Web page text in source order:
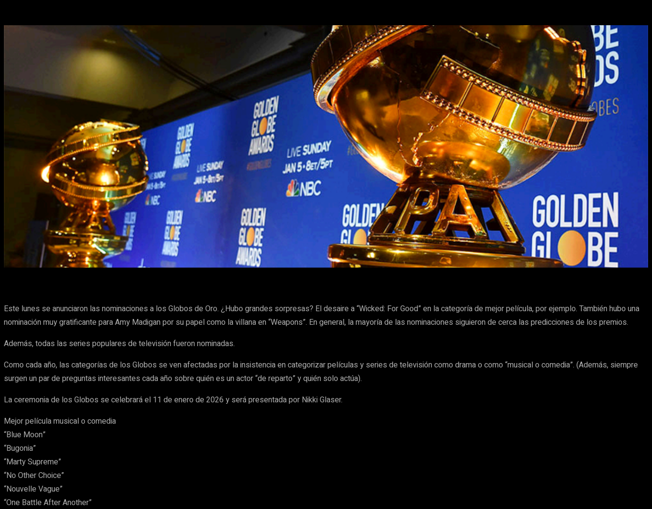
Cuota Facebook X WhatsApp
Este lunes se anunciaron las nominaciones a los Globos de Oro. ¿Hubo grandes sorpresas? El desaire a “Wicked: For Good” en la categoría de mejor película, por ejemplo. También hubo una
nominación muy gratificante para Amy Madigan por su papel como la villana en “Weapons”. En general, la mayoría de las nominaciones siguieron de cerca las predicciones de los premios.
Además, todas las series populares de televisión fueron nominadas.
Como cada año, las categorías de los Globos se ven afectadas por la insistencia en categorizar películas y series de televisión como drama o como “musical o comedia”. (Además, siempre
surgen un par de preguntas interesantes cada año sobre quién es un actor “de reparto” y quién solo actúa).
La ceremonia de los Globos se celebrará el 11 de enero de 2026 y será presentada por Nikki Glaser.
Mejor película musical o comedia
“Blue Moon”
“Bugonia”
“Marty Supreme”
“No Other Choice”
“Nouvelle Vague”
“One Battle After Another”